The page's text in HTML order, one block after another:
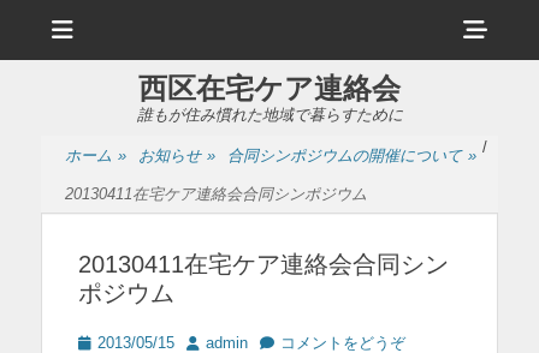
ュ
ヘ
ッ
ー
イ
西区在宅ケア連絡会
誰もが住み慣れた地域で暮らすために
ホーム » お知らせ » /
合同シンポジウムの開催について »
20130411在宅ケア連絡会合同シンポジウム
20130411在宅ケア連絡会合同シン
ポジウム
投 2013/05/15
投 admin コメントをどうぞ